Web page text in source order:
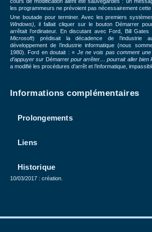
les programmeurs ne prévoient pas nécessairement cette
Une boutade pour terminer. Avec les premiers
Windows), il fallait cliquer sur le bouton Démarrer
arrêtait l’ordinateur. En discutant avec Ford, Bill
Microsoft) prédisait la décadence de l’industrie
développement de l’industrie informatique (nous
1980). Ford en doutait : « Je ne vois pas comment une
d’appuyer sur Démarrerpour arrêter… pourrait aller bien
a modifié les procédures d’arrêt et l’informatique,
Informations complémentaires
Prolongements
Liens
Historique
10/03/2017 : création.